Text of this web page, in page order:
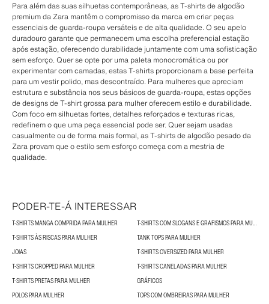
Para além das suas silhuetas contemporâneas, as T-shirts de algodão
premium da Zara mantêm o compromisso da marca em criar peças
essenciais de guarda-roupa versáteis e de alta qualidade. O seu apelo
duradouro garante que permanecem uma escolha preferencial estação
após estação, oferecendo durabilidade juntamente com uma sofisticação
sem esforço. Quer se opte por uma paleta monocromática ou por
experimentar com camadas, estas T-shirts proporcionam a base perfeita
para um vestir polido, mas descontraído. Para mulheres que apreciam
estrutura e substância nos seus básicos de guarda-roupa, estas opções
de designs de T-shirt grossa para mulher oferecem estilo e durabilidade.
Com foco em silhuetas fortes, detalhes reforçados e texturas ricas,
redefinem o que uma peça essencial pode ser. Quer sejam usadas
casualmente ou de forma mais formal, as T-shirts de algodão pesado da
Zara provam que o estilo sem esforço começa com a mestria de
qualidade.
PODER-TE-Á INTERESSAR
T-SHIRTS MANGA COMPRIDA PARA MULHER
T-SHIRTS COM SLOGANS E GRAFISMOS PARA MULHER
T-SHIRTS ÀS RISCAS PARA MULHER
TANK TOPS PARA MULHER
JOIAS
T-SHIRTS OVERSIZED PARA MULHER
T-SHIRTS CROPPED PARA MULHER
T-SHIRTS CANELADAS PARA MULHER
T-SHIRTS PRETAS PARA MULHER
GRÁFICOS
POLOS PARA MULHER
TOPS COM OMBREIRAS PARA MULHER